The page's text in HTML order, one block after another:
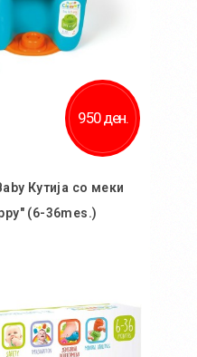
950 ден.
Кутија со меки
(6-36mes.)
желби